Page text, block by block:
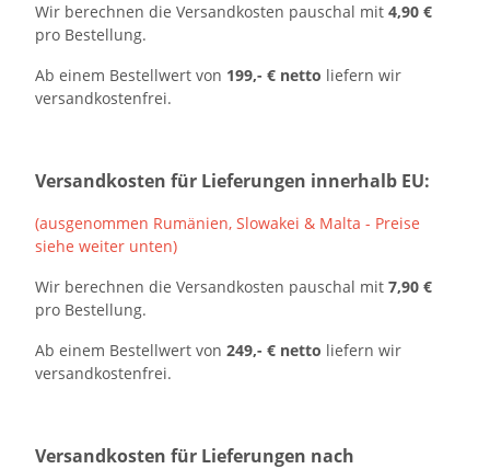
Wir berechnen die Versandkosten pauschal mit 4,90 €
pro Bestellung.
Ab einem Bestellwert von 199,- € netto liefern wir
versandkostenfrei.
Versandkosten für Lieferungen innerhalb EU:
(ausgenommen Rumänien, Slowakei & Malta - Preise
siehe weiter unten)
Wir berechnen die Versandkosten pauschal mit 7,90 €
pro Bestellung.
Ab einem Bestellwert von 249,- € netto liefern wir
versandkostenfrei.
Versandkosten für Lieferungen nach